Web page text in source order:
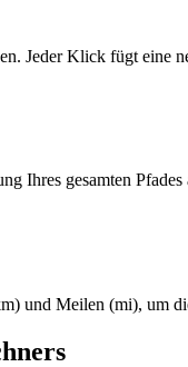
Jeder Klick fügt eine
Ihres gesamten
und Meilen (mi), um